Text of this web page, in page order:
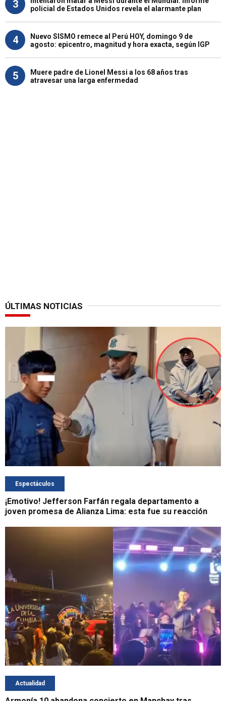
3
policial de Estados Unidos revela el alarmante plan
4
Nuevo SISMO remece al Perú HOY, domingo 9 de
agosto: epicentro, magnitud y hora exacta, según IGP
5
Muere padre de Lionel Messi a los 68 años tras
atravesar una larga enfermedad
ÚLTIMAS NOTICIAS
Espectáculos
¡Emotivo! Jefferson Farfán regala departamento a
joven promesa de Alianza Lima: esta fue su reacción
Actualidad